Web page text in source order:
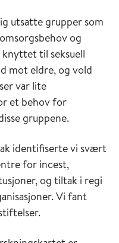
utsatte grupper som
og
til seksuell
mot eldre, og vold
var lite
et behov for
gruppene.
identifiserte vi svært
for incest,
og tiltak i regi
Vi fant